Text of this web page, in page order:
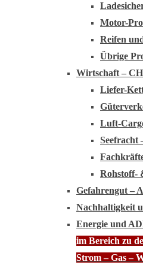
Motor-
Reifen
Übrige
Wirtschaft – CH
Liefer-
Luft-
Seefracht
Rohstoff-
Gefahrengut –
Nachhaltigkeit
Energie und
im Bereich zu
Strom – Gas –